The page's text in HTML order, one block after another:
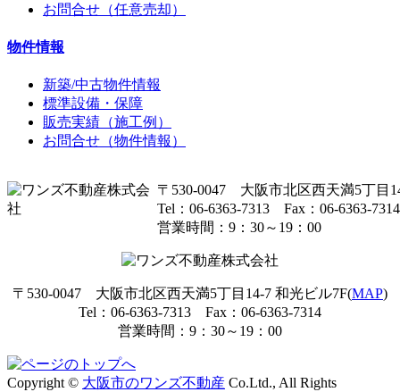
お問合せ（任意売却）
物件情報
新築/中古物件情報
標準設備・保障
販売実績（施工例）
お問合せ（物件情報）
〒530-0047 大阪市北区西天満5丁目
Tel：06-6363-7313 Fax：06-6363-7314
営業時間：9：30～19：00
〒530-0047 大阪市北区西天満5丁目14-7 和光ビル7F(MAP)
Tel：06-6363-7313 Fax：06-6363-7314
営業時間：9：30～19：00
Copyright © 大阪市のワンズ不動産 Co.Ltd., All Rights